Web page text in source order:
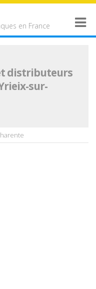
en France
distributeurs
sur-